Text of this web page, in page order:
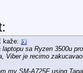
kaže:
laptopu sa Ryzen 3500u
Viber je recimo
my SM-A725F using